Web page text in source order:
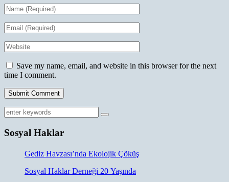
Save my name, email, and website in this browser for the next
time I comment.
Sosyal Haklar
Gediz Havzası’nda Ekolojik Çöküş
Sosyal Haklar Derneği 20 Yaşında